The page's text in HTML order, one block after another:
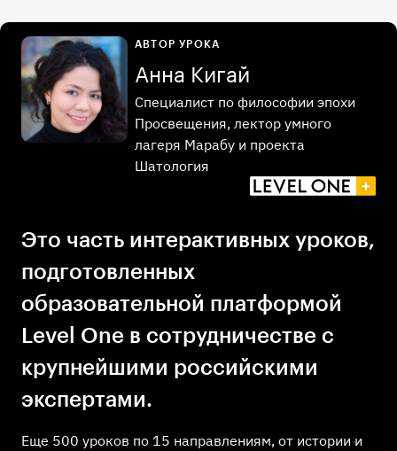
Это часть интерактивных уроков,
подготовленных
образовательной платформой
Level One в сотрудничестве с
крупнейшими российскими
экспертами.
Еще 500 уроков по 15 направлениям, от истории и
АВТОР УРОКА
Анна Кигай
Специалист по философии эпохи
Просвещения, лектор умного
лагеря Марабу и проекта
Шатология